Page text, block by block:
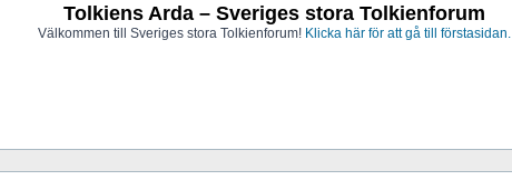
Tolkiens Arda – Sveriges stora Tolkienforum
Välkommen till Sveriges stora Tolkienforum! Klicka här för att gå till förstasidan.